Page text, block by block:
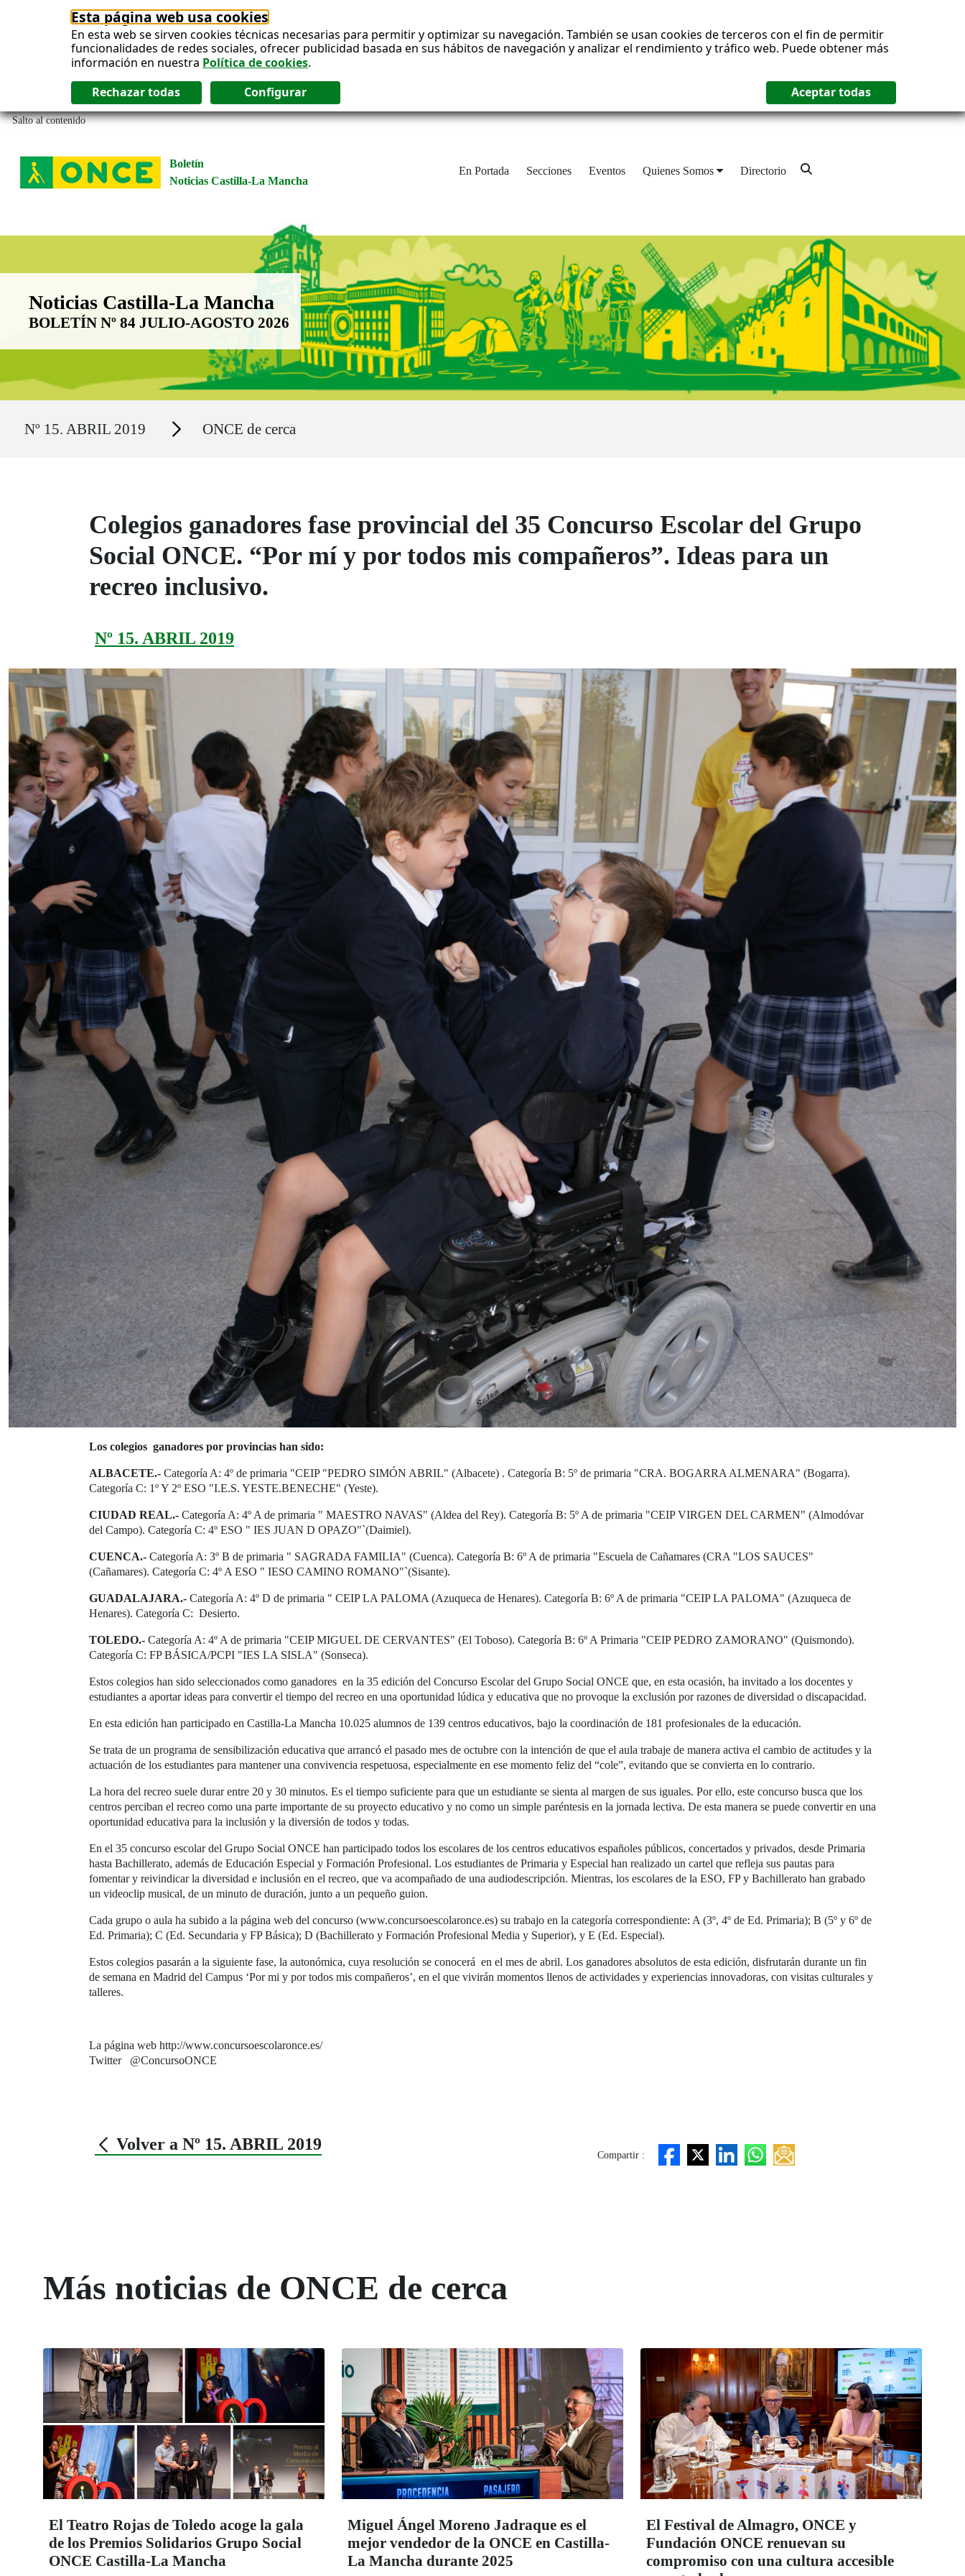
Esta página web usa cookies
En esta web se sirven cookies técnicas necesarias para permitir y optimizar su navegación. También se usan cookies de terceros con el fin de permitir
funcionalidades de redes sociales, ofrecer publicidad basada en sus hábitos de navegación y analizar el rendimiento y tráfico web. Puede obtener más
información en nuestra Política de cookies.
Salto al contenido
Boletín
Noticias Castilla-La Mancha
En Portada Secciones Eventos Quienes Somos Directorio
Boletín Noticias Castilla-La Mancha
Noticias Castilla-La Mancha
BOLETÍN Nº 84 JULIO-AGOSTO 2026
Nº 15. ABRIL 2019 Secciones ONCE de cerca
Colegios ganadores fase provincial del 35 Concurso Escolar del Grupo
Social ONCE. “Por mí y por todos mis compañeros”. Ideas para un
recreo inclusivo.
Nº 15. ABRIL 2019
Los colegios ganadores por provincias han sido:
ALBACETE.- Categoría A: 4º de primaria "CEIP "PEDRO SIMÓN ABRIL" (Albacete) . Categoría B: 5º de primaria "CRA. BOGARRA ALMENARA" (Bogarra).
Categoría C: 1º Y 2º ESO "I.E.S. YESTE.BENECHE" (Yeste).
CIUDAD REAL.- Categoría A: 4º A de primaria " MAESTRO NAVAS" (Aldea del Rey). Categoría B: 5º A de primaria "CEIP VIRGEN DEL CARMEN" (Almodóvar
del Campo). Categoría C: 4º ESO " IES JUAN D OPAZO"`(Daimiel).
CUENCA.- Categoría A: 3º B de primaria " SAGRADA FAMILIA" (Cuenca). Categoría B: 6º A de primaria "Escuela de Cañamares (CRA "LOS SAUCES"
(Cañamares). Categoría C: 4º A ESO " IESO CAMINO ROMANO"`(Sisante).
GUADALAJARA.- Categoría A: 4º D de primaria " CEIP LA PALOMA (Azuqueca de Henares). Categoría B: 6º A de primaria "CEIP LA PALOMA" (Azuqueca de
Henares). Categoría C: Desierto.
TOLEDO.- Categoría A: 4º A de primaria "CEIP MIGUEL DE CERVANTES" (El Toboso). Categoría B: 6º A Primaria "CEIP PEDRO ZAMORANO" (Quismondo).
Categoría C: FP BÁSICA/PCPI "IES LA SISLA" (Sonseca).
Estos colegios han sido seleccionados como ganadores en la 35 edición del Concurso Escolar del Grupo Social ONCE que, en esta ocasión, ha invitado a los docentes y
estudiantes a aportar ideas para convertir el tiempo del recreo en una oportunidad lúdica y educativa que no provoque la exclusión por razones de diversidad o discapacidad.
En esta edición han participado en Castilla-La Mancha 10.025 alumnos de 139 centros educativos, bajo la coordinación de 181 profesionales de la educación.
Se trata de un programa de sensibilización educativa que arrancó el pasado mes de octubre con la intención de que el aula trabaje de manera activa el cambio de actitudes y la
actuación de los estudiantes para mantener una convivencia respetuosa, especialmente en ese momento feliz del “cole”, evitando que se convierta en lo contrario.
La hora del recreo suele durar entre 20 y 30 minutos. Es el tiempo suficiente para que un estudiante se sienta al margen de sus iguales. Por ello, este concurso busca que los
centros perciban el recreo como una parte importante de su proyecto educativo y no como un simple paréntesis en la jornada lectiva. De esta manera se puede convertir en una
oportunidad educativa para la inclusión y la diversión de todos y todas.
En el 35 concurso escolar del Grupo Social ONCE han participado todos los escolares de los centros educativos españoles públicos, concertados y privados, desde Primaria
hasta Bachillerato, además de Educación Especial y Formación Profesional. Los estudiantes de Primaria y Especial han realizado un cartel que refleja sus pautas para
fomentar y reivindicar la diversidad e inclusión en el recreo, que va acompañado de una audiodescripción. Mientras, los escolares de la ESO, FP y Bachillerato han grabado
un videoclip musical, de un minuto de duración, junto a un pequeño guion.
Cada grupo o aula ha subido a la página web del concurso (www.concursoescolaronce.es) su trabajo en la categoría correspondiente: A (3º, 4º de Ed. Primaria); B (5º y 6º de
Ed. Primaria); C (Ed. Secundaria y FP Básica); D (Bachillerato y Formación Profesional Media y Superior), y E (Ed. Especial).
Estos colegios pasarán a la siguiente fase, la autonómica, cuya resolución se conocerá en el mes de abril. Los ganadores absolutos de esta edición, disfrutarán durante un fin
de semana en Madrid del Campus ‘Por mi y por todos mis compañeros’, en el que vivirán momentos llenos de actividades y experiencias innovadoras, con visitas culturales y
talleres.
La página web http://www.concursoescolaronce.es/
Twitter @ConcursoONCE
Volver a Nº 15. ABRIL 2019
Compartir :
Más noticias de ONCE de cerca
El Teatro Rojas de Toledo acoge la gala
de los Premios Solidarios Grupo Social
ONCE Castilla-La Mancha
Miguel Ángel Moreno Jadraque es el
mejor vendedor de la ONCE en Castilla-
La Mancha durante 2025
El Festival de Almagro, ONCE y
Fundación ONCE renuevan su
compromiso con una cultura accesible